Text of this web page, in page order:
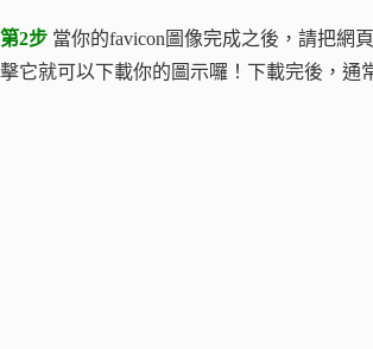
第2步 當你的favicon圖像完成之後，請把網
擊它就可以下載你的圖示囉！下載完後，通